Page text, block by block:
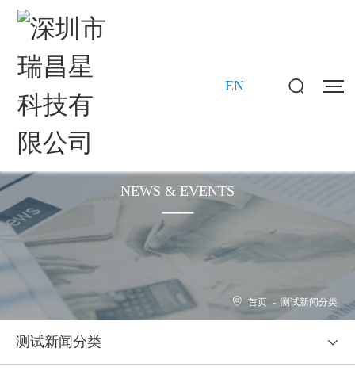
EN
NEWS & EVENTS
首页 - 测试新闻分类
测试新闻分类